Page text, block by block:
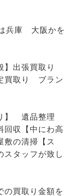
兵庫 大阪かを
】出張買取り
買取り ブラン
】 遺品整理
回収【中にわ高
の清掃【ス
タッフが致し
の買取り金額を